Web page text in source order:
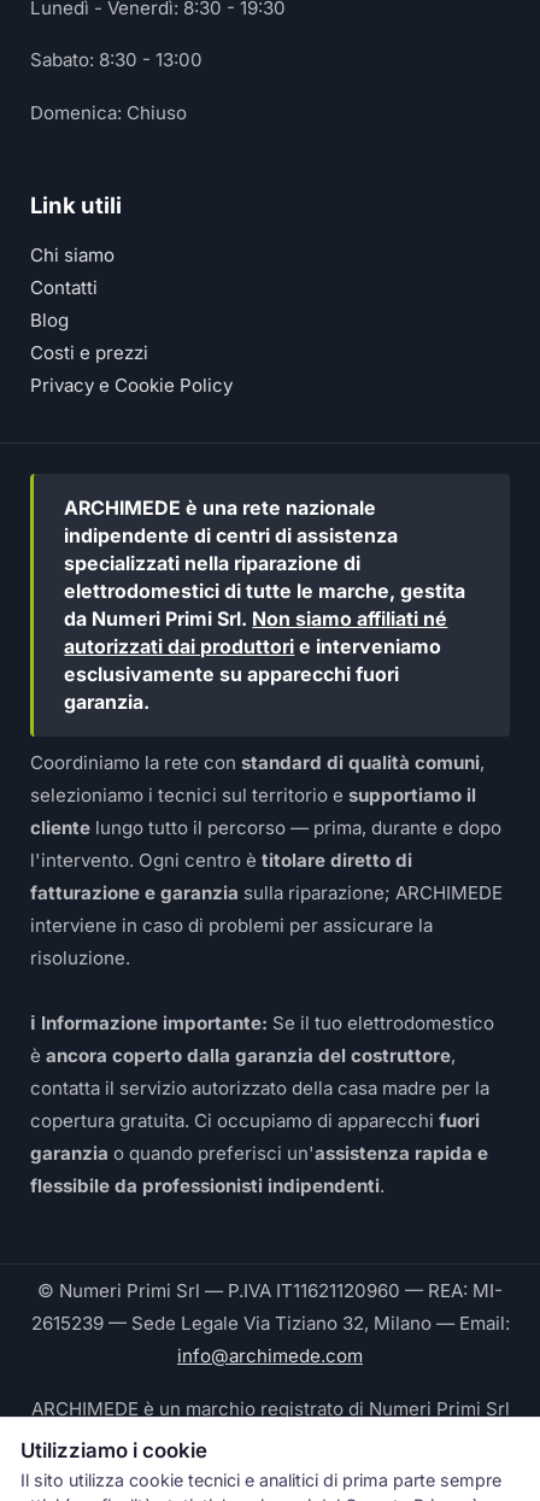
Lunedì - Venerdì: 8:30 - 19:30
Sabato: 8:30 - 13:00
Domenica: Chiuso
Link utili
Chi siamo
Contatti
Blog
Costi e prezzi
Privacy e Cookie Policy
ARCHIMEDE è una rete nazionale
indipendente di centri di assistenza
specializzati nella riparazione di
elettrodomestici di tutte le marche, gestita
da Numeri Primi Srl. Non siamo affiliati né
autorizzati dai produttori e interveniamo
esclusivamente su apparecchi fuori
garanzia.
Coordiniamo la rete constandard di qualità comuni,
selezioniamo i tecnici sul territorio esupportiamo il
cliente lungo tutto il percorso — prima, durante e dopo
l'intervento. Ogni centro ètitolare diretto di
fatturazione e garanzia sulla riparazione; ARCHIMEDE
interviene in caso di problemi per assicurare la
risoluzione.
ℹ️ Informazione importante: Se il tuo elettrodomestico
èancora coperto dalla garanzia del costruttore,
contatta il servizio autorizzato della casa madre per la
copertura gratuita. Ci occupiamo di apparecchifuori
garanzia o quando preferisci un'assistenza rapida e
flessibile da professionisti indipendenti.
© Numeri Primi Srl — P.IVA IT11621120960 — REA: MI-
2615239 — Sede Legale Via Tiziano 32, Milano — Email:
info@archimede.com
ARCHIMEDE è un marchio registrato di Numeri Primi Srl
Le fotografie pubblicate su questo sito ritraggono
tecnici Archimede® durante interventi reali e sono di
Utilizziamo i cookie
Il sito utilizza cookie tecnici e analitici di prima parte sempre